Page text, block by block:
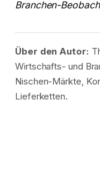
Branchen-
Über den Autor:
Wirtschafts- und
Nischen-Märkte,
Lieferketten.